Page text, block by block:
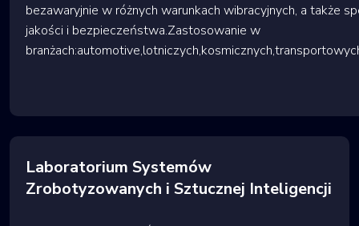
bezawaryjnie w różnych warunkach wibracyjnych, a także
jakości i bezpieczeństwa.Zastosowanie w
Laboratorium Systemów
Zrobotyzowanych i Sztucznej Inteligencji